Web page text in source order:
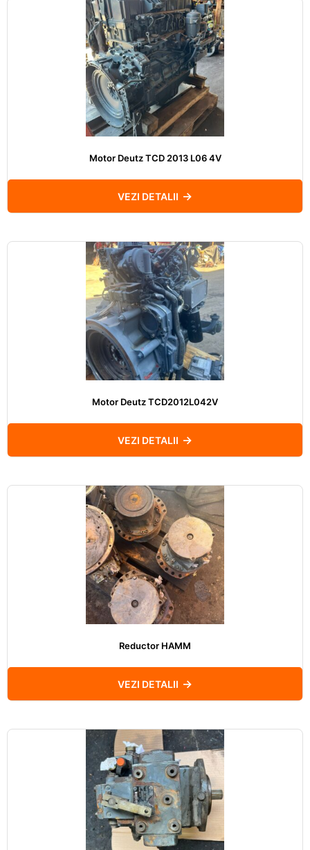
Motor Deutz TCD 2013 L06 4V
VEZI DETALII
Motor Deutz TCD2012L042V
VEZI DETALII
Reductor HAMM
VEZI DETALII